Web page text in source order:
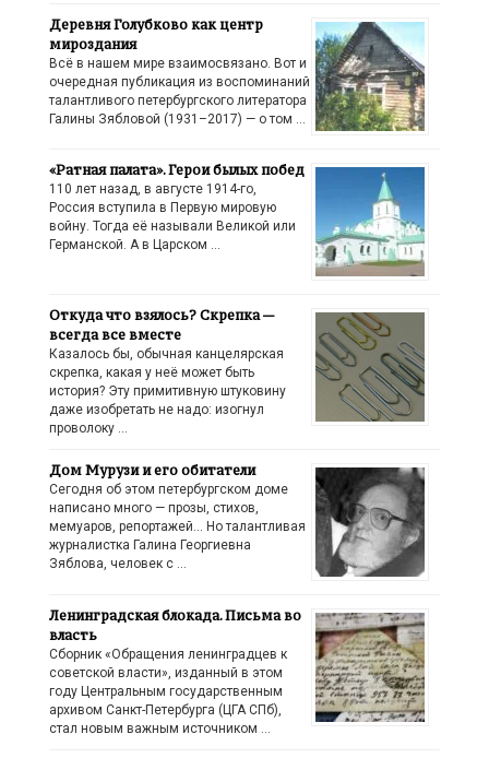
Деревня Голубково как центр
мироздания
Всё в нашем мире взаимосвязано. Вот и
очередная публикация из воспоминаний
талантливого петербургского литератора
Галины Зябловой (1931–2017) — о том …
«Ратная палата». Герои былых побед
110 лет назад, в августе 1914-го,
Россия вступила в Первую мировую
войну. Тогда её называли Великой или
Германской. А в Царском …
Откуда что взялось? Скрепка —
всегда все вместе
Казалось бы, обычная канцелярская
скрепка, какая у неё может быть
история? Эту примитивную штуковину
даже изобретать не надо: изогнул
проволоку …
Дом Мурузи и его обитатели
Сегодня об этом петербургском доме
написано много — прозы, стихов,
мемуаров, репортажей… Но талантливая
журналистка Галина Георгиевна
Зяблова, человек с …
Ленинградская блокада. Письма во
власть
Сборник «Обращения ленинградцев к
советской власти», изданный в этом
году Центральным государственным
архивом Санкт-Петербурга (ЦГА СПб),
стал новым важным источником …